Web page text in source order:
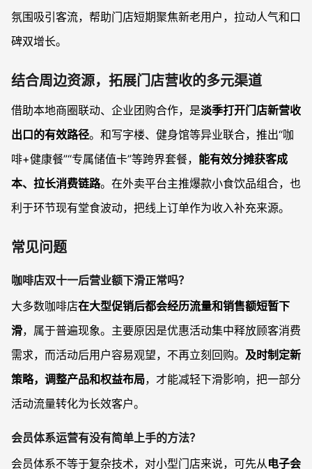
氛围吸引客流，帮助门店短期聚焦新老用户，拉动人气和口
碑双增长。
结合周边资源，拓展门店营收的多元渠道
借助本地商圈联动、企业团购合作，是淡季打开门店新营收
出口的有效路径。和写字楼、健身馆等异业联合，推出“咖
啡+健康餐”“专属储值卡”等跨界套餐， 能有效分摊获客成
本、拉长消费链路。在外卖平台主推爆款小食饮品组合，也
利于环节现有堂食波动，把线上订单作为收入补充来源。
常见问题
咖啡店双十一后营业额下滑正常吗？
大多数咖啡店在大型促销后都会经历流量和销售额短暂下
滑，属于普遍现象。主要原因是优惠活动集中释放顾客消费
需求，而活动后用户容易观望，不再立刻回购。 及时制定新
策略，调整产品和权益布局，才能减轻下滑影响，把一部分
活动流量转化为长效客户。
会员体系运营有没有简单上手的方法？
会员体系不等于复杂技术，对小型门店来说，可先从 电子会